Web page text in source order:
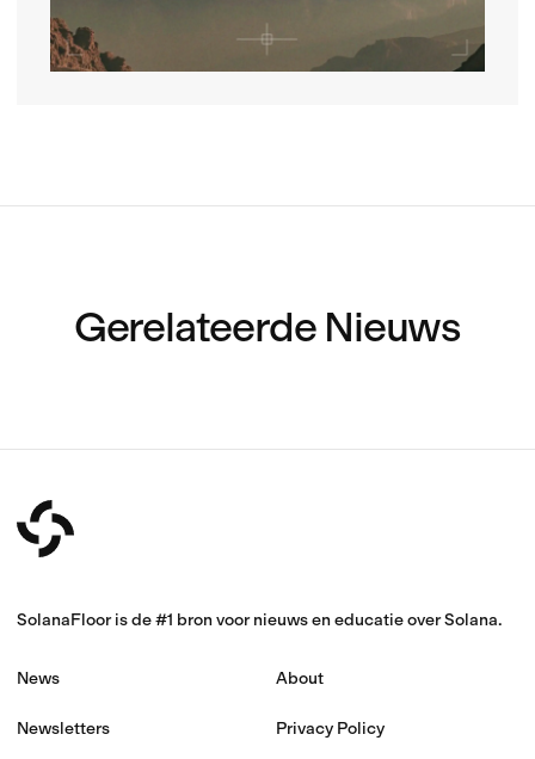
Gerelateerde Nieuws
SolanaFloor is de #1 bron voor nieuws en educatie over Solana.
News
Newsletters
About
Privacy Policy